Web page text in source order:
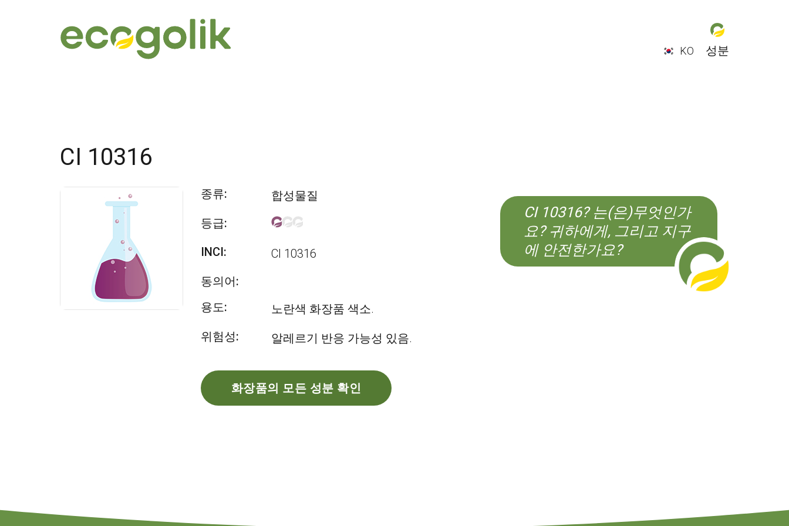
KO
성분
CI 10316? 는(은)무엇인가
요? 귀하에게, 그리고 지구
에 안전한가요?
CI 10316
종류:
합성물질
등급:
INCI:
CI 10316
동의어:
용도:
노란색 화장품 색소.
위험성:
알레르기 반응 가능성 있음.
화장품의 모든 성분 확인